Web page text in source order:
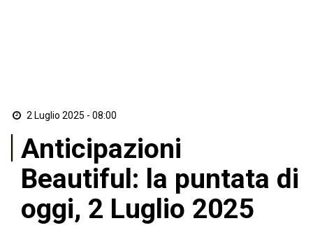
2 Luglio 2025 - 08:00
Anticipazioni
Beautiful: la puntata di
oggi, 2 Luglio 2025